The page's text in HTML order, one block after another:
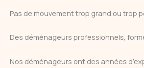
Pas de mouvement trop grand ou trop
Des déménageurs professionnels,
Nos déménageurs ont des années